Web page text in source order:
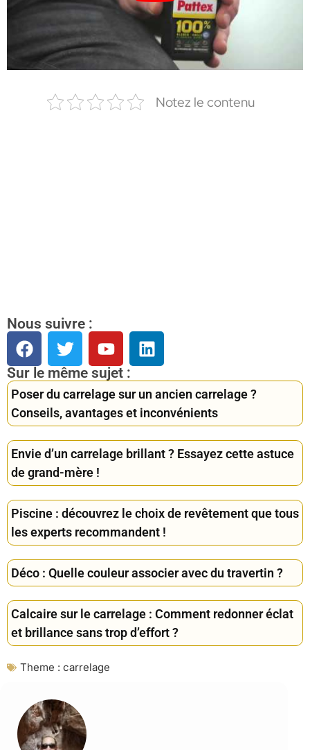
Notez le contenu
Nous suivre :
Sur le même sujet :
Poser du carrelage sur un ancien carrelage ?
Conseils, avantages et inconvénients
Envie d’un carrelage brillant ? Essayez cette astuce
de grand-mère !
Piscine : découvrez le choix de revêtement que tous
les experts recommandent !
Déco : Quelle couleur associer avec du travertin ?
Calcaire sur le carrelage : Comment redonner éclat
et brillance sans trop d’effort ?
Theme : carrelage